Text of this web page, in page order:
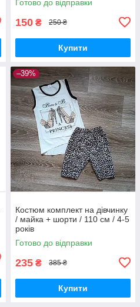
Готово до відправки
150 ₴ 250 ₴
Купити
–39%
Костюм комплект на дівчинку
/ майка + шорти / 110 см / 4-5
років
Готово до відправки
235 ₴ 385 ₴
Купити